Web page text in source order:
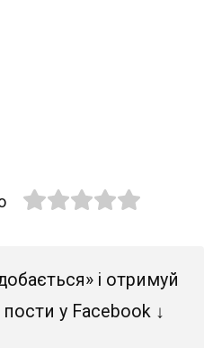
і отримуй
у Facebook ↓